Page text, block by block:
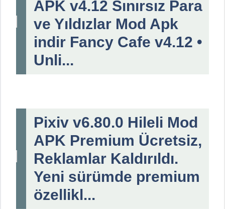
APK v4.12 Sınırsız Para
ve Yıldızlar Mod Apk
indir Fancy Cafe v4.12 •
Unli...
Pixiv v6.80.0 Hileli Mod
APK Premium Ücretsiz,
Reklamlar Kaldırıldı.
Yeni sürümde premium
özellikl...